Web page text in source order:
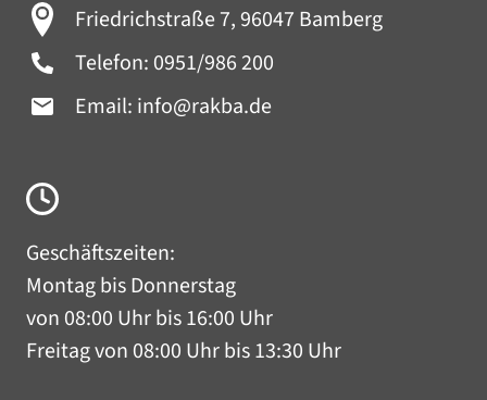
Friedrichstraße 7, 96047 Bamberg
Telefon: 0951/986 200
Email: info@rakba.de
Geschäftszeiten:
Montag bis Donnerstag
von 08:00 Uhr bis 16:00 Uhr
Freitag von 08:00 Uhr bis 13:30 Uhr